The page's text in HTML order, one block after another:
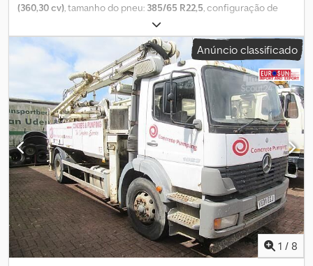
(360,30 cv), tamanho do pneu: 385/65 R22,5, configuração de
, tipo de engrenagem:
emissão:Euro 6, suspensão:aço, Ano de fabrico:2015, horas de
funcionamento:
, Equipamento:
ABS, ar condicionado,
bloqueio do diferencial, espelho retrovisor elétrico, fecho
centralizado, regulação eléctrica dos vidros
, = Opções e
acessórios adicionais = - Controlo da climatização - Rádio - Vidro
do tejadilho = Mais informações = Chodswhl Ntopfx Acmja
Material aplicável: Betão Eixo 1: Tamanho dos pneus: 385/65 R22,5;
Travões: travões de disco; Suspensão: suspensão de molas Eixo 2:
Tamanho dos pneus: 315/80 R22,5; Suspensão: suspensão de
molas Peso vazio: 24.760 kg Capacidade de carga: 1.240 kg GVW:
26.000 kg
Anúncio classificado
1 / 8